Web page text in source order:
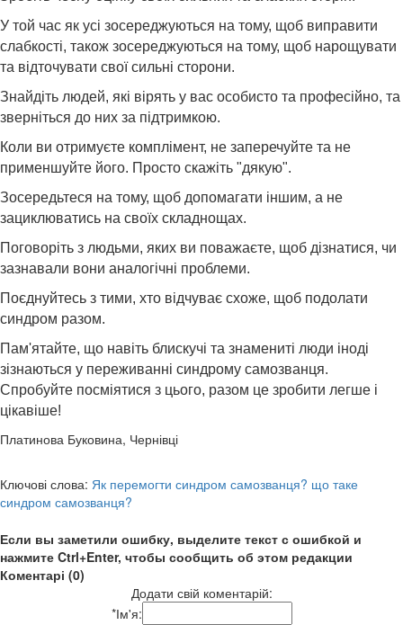
У той час як усі зосереджуються на тому, щоб виправити
слабкості, також зосереджуються на тому, щоб нарощувати
та відточувати свої сильні сторони.
Знайдіть людей, які вірять у вас особисто та професійно, та
зверніться до них за підтримкою.
Коли ви отримуєте комплімент, не заперечуйте та не
применшуйте його. Просто скажіть "дякую".
Зосередьтеся на тому, щоб допомагати іншим, а не
зациклюватись на своїх складнощах.
Поговоріть з людьми, яких ви поважаєте, щоб дізнатися, чи
зазнавали вони аналогічні проблеми.
Поєднуйтесь з тими, хто відчуває схоже, щоб подолати
синдром разом.
Пам'ятайте, що навіть блискучі та знамениті люди іноді
зізнаються у переживанні синдрому самозванця.
Спробуйте посміятися з цього, разом це зробити легше і
цікавіше!
Платинова Буковина, Чернівці
Ключові слова: Як перемогти синдром самозванця? що таке
синдром самозванця?
Если вы заметили ошибку, выделите текст с ошибкой и
нажмите Ctrl+Enter, чтобы сообщить об этом редакции
Коментарі (0)
Додати свій коментарій:
*Ім'я: